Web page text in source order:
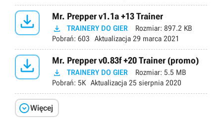
 Mr. Prepper v1.1a +13 Trainer
 TRAINERY DO GIER Rozmiar: 897.2 KB
Pobrań: 603 Aktualizacja 29 marca 2021
 Mr. Prepper v0.83f +20 Trainer (promo)
 TRAINERY DO GIER Rozmiar: 5.5 MB
Pobrań: 5K Aktualizacja 25 sierpnia 2020
Więcej